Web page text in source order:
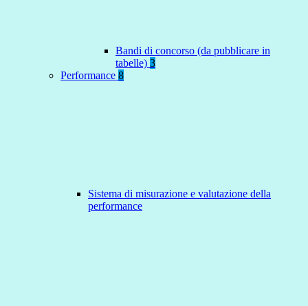
Bandi di concorso (da pubblicare in
tabelle) 3
Performance 8
Sistema di misurazione e valutazione della
performance